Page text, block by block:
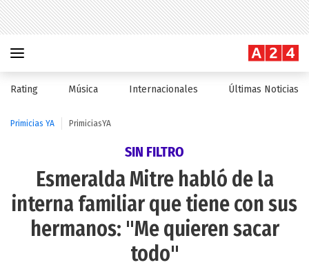
Rating Música Internacionales Últimas Noticias
Primicias YA PrimiciasYA
SIN FILTRO
Esmeralda Mitre habló de la
interna familiar que tiene con sus
hermanos: "Me quieren sacar
todo"